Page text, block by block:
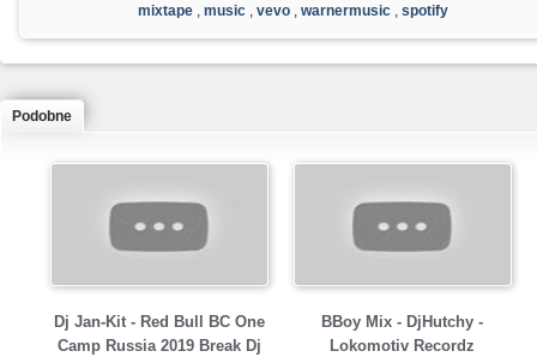
mixtape , music , vevo , warnermusic , spotify
Podobne
Dj Jan-Kit - Red Bull BC One
Camp Russia 2019 Break Dj
BBoy Mix - DjHutchy -
Lokomotiv Recordz